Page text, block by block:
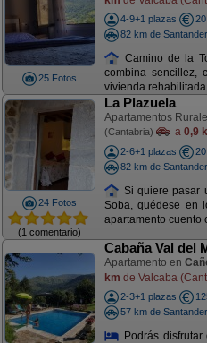
25 Fotos
4-9+1 plazas
82 km de Santander
Camino de la
combina sencillez,
vivienda
24 Fotos
(1 comentario)
La Plazuela
Apartamentos
(Cantabria) a 0,9
2-6+1 plazas
82 km de Santander
Si quiere pasar
Soba, quédese en
apartamento cuento
Cabaña Val del
Apartamento en
km de Valcaba
2-3+1 plazas
57 km de Santander
Podrás